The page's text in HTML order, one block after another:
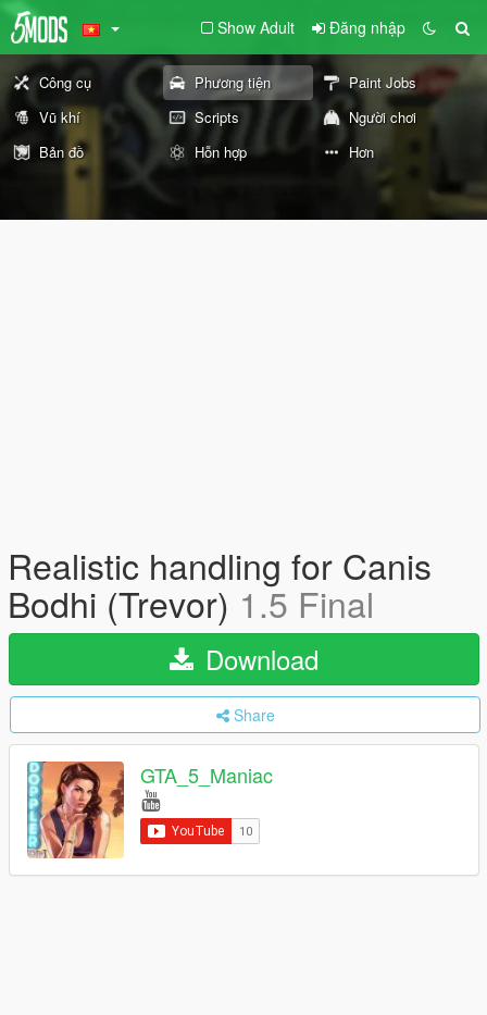
Show Adult Đăng nhập
Công cụ Phương tiện
Paint Jobs
Vũ khí
Scripts
Người chơi
Bản đồ
Hỗn hợp Hơn
Realistic handling for Canis
Bodhi (Trevor) 1.5 Final
Download
Share
GTA_5_Maniac